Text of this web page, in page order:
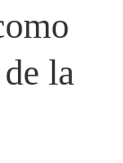
la